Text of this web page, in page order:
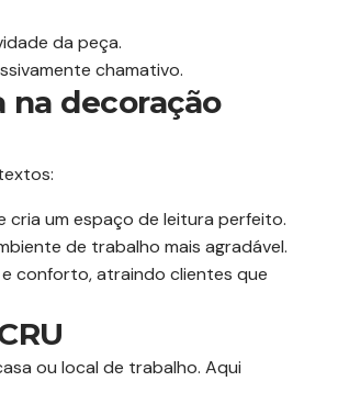
da peça.
chamativo.
na decoração
um espaço de leitura perfeito.
de trabalho mais agradável.
conforto, atraindo clientes que
ou local de trabalho. Aqui